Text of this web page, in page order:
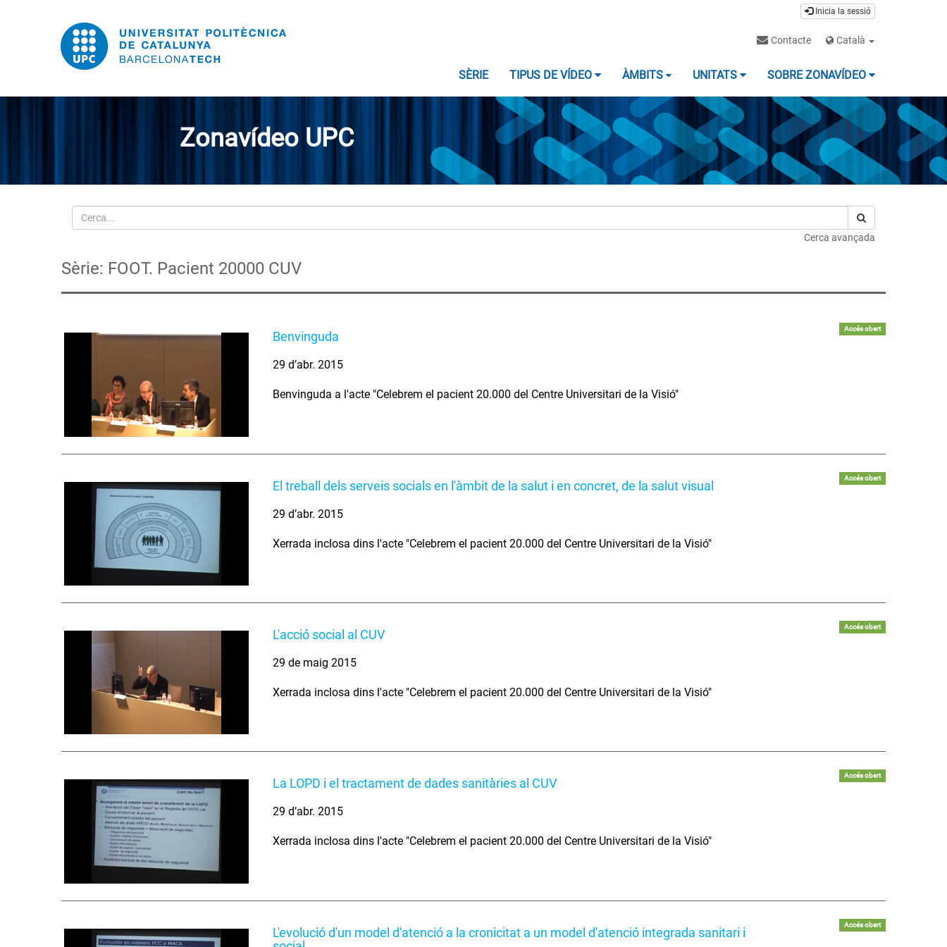
Inicia la sessió
Contacte Català
SÈRIE TIPUS DE VÍDEO ÀMBITS UNITATS SOBRE ZONAVÍDEO
Zonavídeo UPC
Cerca
Cerca avançada
Sèrie: FOOT. Pacient 20000 CUV
Benvinguda
Accés obert
29 d’abr. 2015
Benvinguda a l'acte "Celebrem el pacient 20.000 del Centre Universitari de la Visió"
El treball dels serveis socials en l'àmbit de la salut i en concret, de la salut visual
Accés obert
29 d’abr. 2015
Xerrada inclosa dins l'acte "Celebrem el pacient 20.000 del Centre Universitari de la Visió"
L'acció social al CUV
Accés obert
29 de maig 2015
Xerrada inclosa dins l'acte "Celebrem el pacient 20.000 del Centre Universitari de la Visió"
La LOPD i el tractament de dades sanitàries al CUV
Accés obert
29 d’abr. 2015
Xerrada inclosa dins l'acte "Celebrem el pacient 20.000 del Centre Universitari de la Visió"
L'evolució d'un model d'atenció a la cronicitat a un model d'atenció integrada sanitari i
Accés obert